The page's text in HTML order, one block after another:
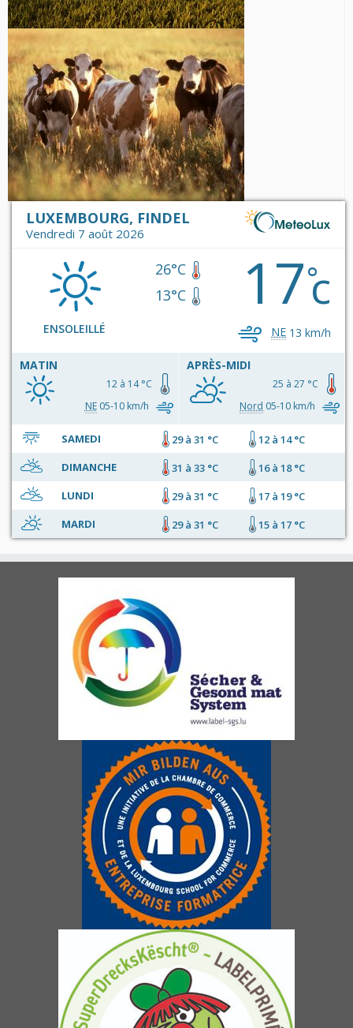
LUXEMBOURG, FINDEL
Vendredi 7 août 2026
ENSOLEILLÉ
26°C
13°C
17°c
NE 13 km/h
MATIN
12 à 14 °C
NE05-10 km/h
APRÈS-MIDI
25 à 27 °C
Nord 05-10 km/h
SAMEDI 29 à 31 °C
12 à 14 °C
DIMANCHE
31 à 33 °C
16 à 18 °C
LUNDI
29 à 31 °C
17 à 19 °C
MARDI
29 à 31 °C 15 à 17 °C